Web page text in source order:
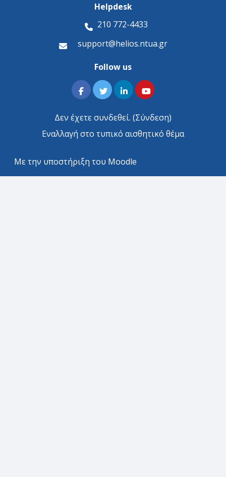
Helpdesk
210 772-4433
support@helios.ntua.gr
Follow us
Δεν έχετε συνδεθεί. (Σύνδεση)
Εναλλαγή στο τυπικό αισθητικό θέμα
Με την υποστήριξη του Moodle